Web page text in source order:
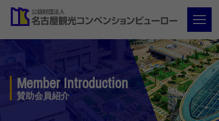
Member Introduction
賛助会員紹介